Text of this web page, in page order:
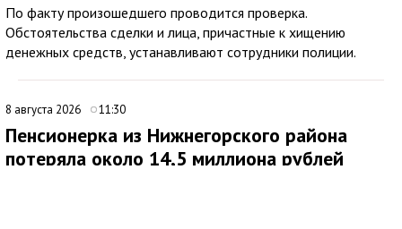
По факту произошедшего проводится проверка.
Обстоятельства сделки и лица, причастные к хищению
денежных средств, устанавливают сотрудники полиции.
8 августа 2026 11:30
Пенсионерка из Нижнегорского района
потеряла около 14,5 миллиона рублей